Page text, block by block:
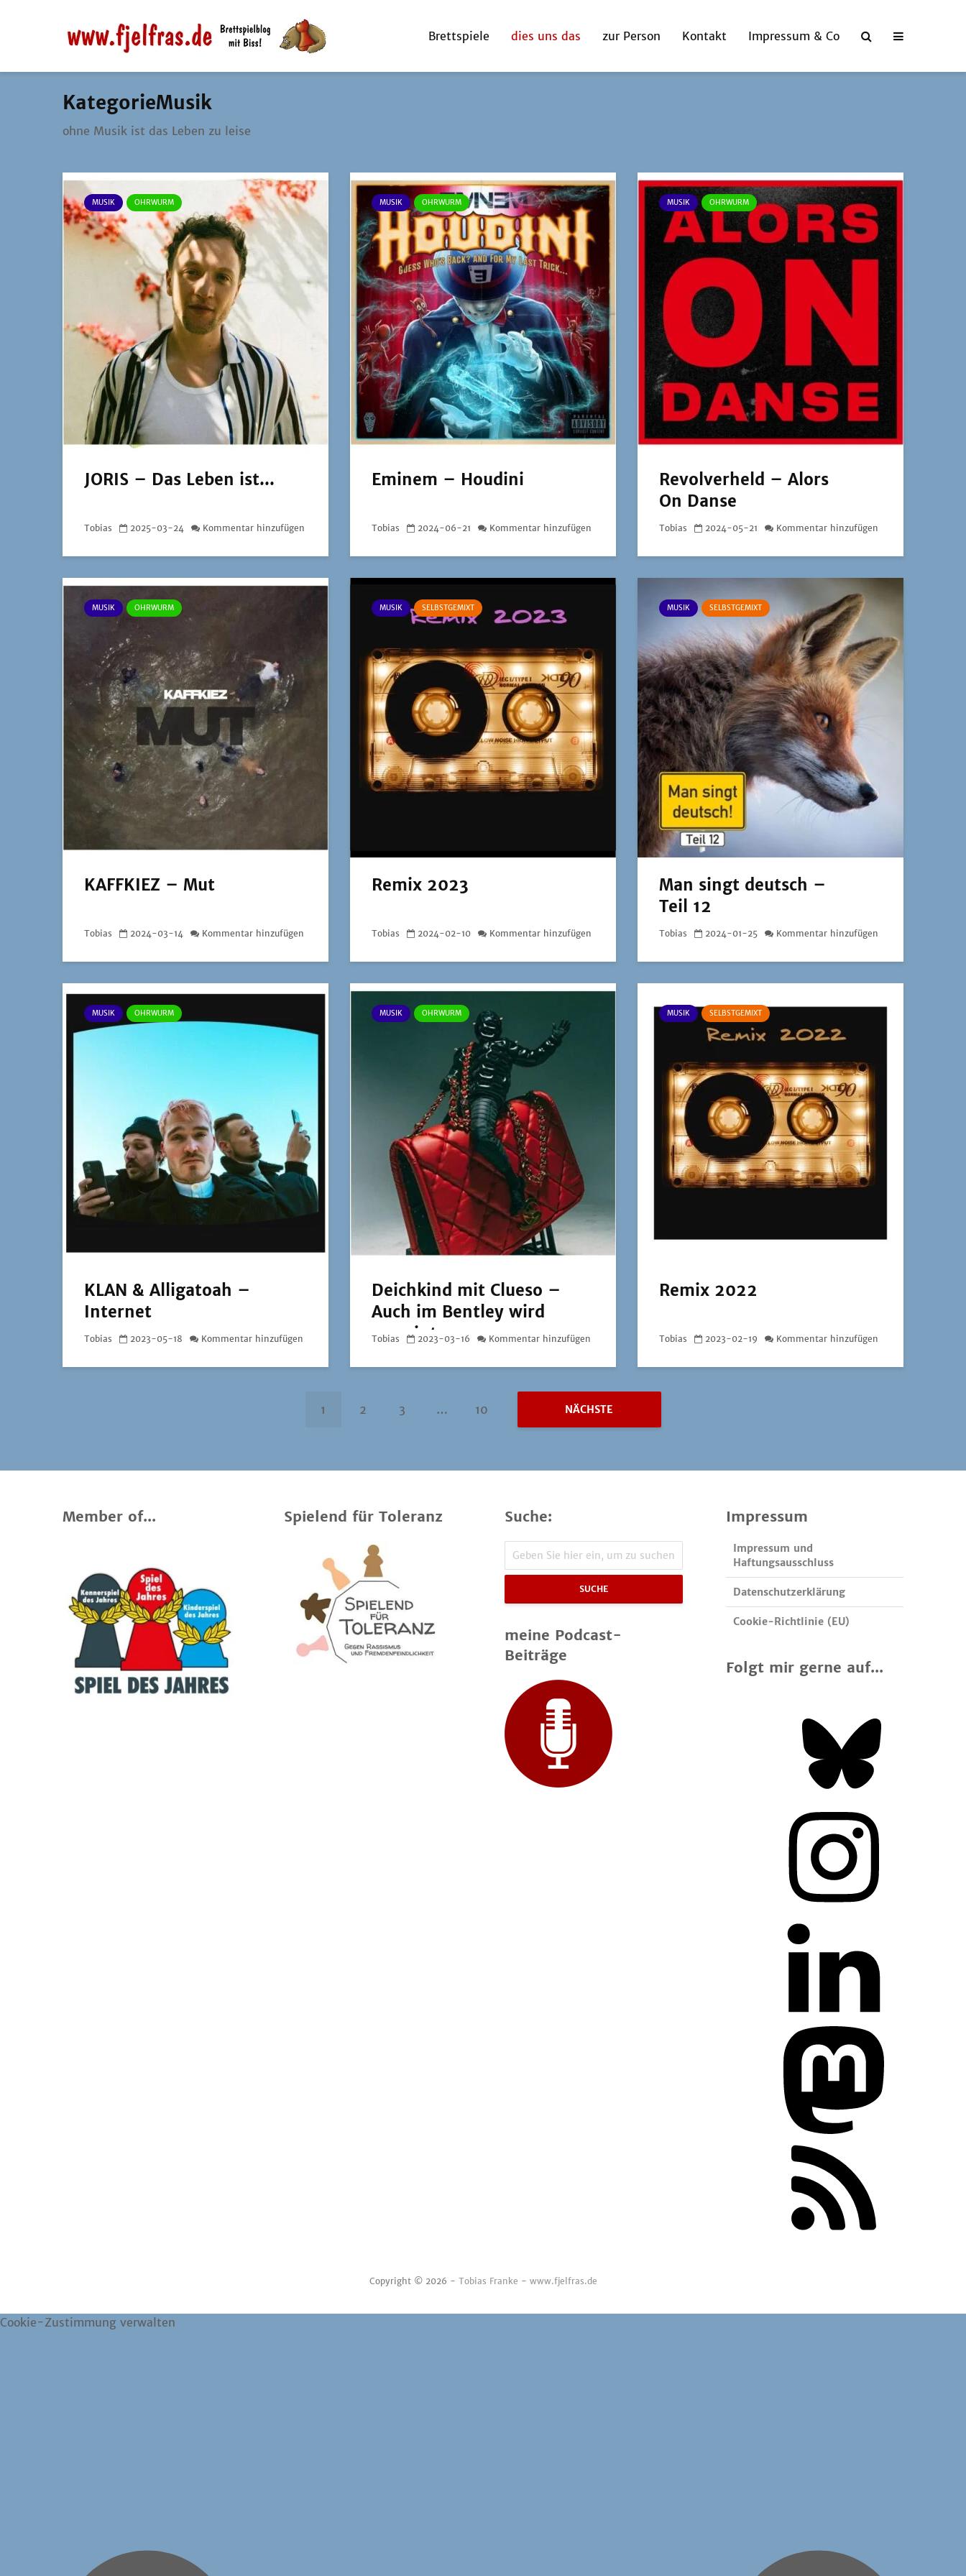
Brettspiele dies uns das zur Person Kontakt Impressum & Co
KategorieMusik
ohne Musik ist das Leben zu leise
MUSIK OHRWURM
JORIS – Das Leben ist...
Tobias 2025-03-24 Kommentar hinzufügen
MUSIK OHRWURM
Eminem – Houdini
Tobias 2024-06-21 Kommentar hinzufügen
MUSIK OHRWURM
Revolverheld – Alors
On Danse
Tobias 2024-05-21 Kommentar hinzufügen
MUSIK OHRWURM
KAFFKIEZ – Mut
Tobias 2024-03-14 Kommentar hinzufügen
MUSIK SELBSTGEMIXT
Remix 2023
Tobias 2024-02-10 Kommentar hinzufügen
MUSIK SELBSTGEMIXT
Man singt deutsch –
Teil 12
Tobias 2024-01-25 Kommentar hinzufügen
MUSIK OHRWURM
KLAN & Alligatoah –
Internet
Tobias 2023-05-18 Kommentar hinzufügen
MUSIK OHRWURM
Deichkind mit Clueso –
Auch im Bentley wird
geweint
Tobias 2023-03-16 Kommentar hinzufügen
MUSIK SELBSTGEMIXT
Remix 2022
Tobias 2023-02-19 Kommentar hinzufügen
1 2 3 … 10 NÄCHSTE
Member of... Spielend für Toleranz Suche:
SUCHE
meine Podcast-
Beiträge
Impressum
Impressum und
Haftungsausschluss
Datenschutzerklärung
Cookie-Richtlinie (EU)
Folgt mir gerne auf...
Copyright © 2026 - Tobias Franke - www.fjelfras.de
Cookie-Zustimmung verwalten